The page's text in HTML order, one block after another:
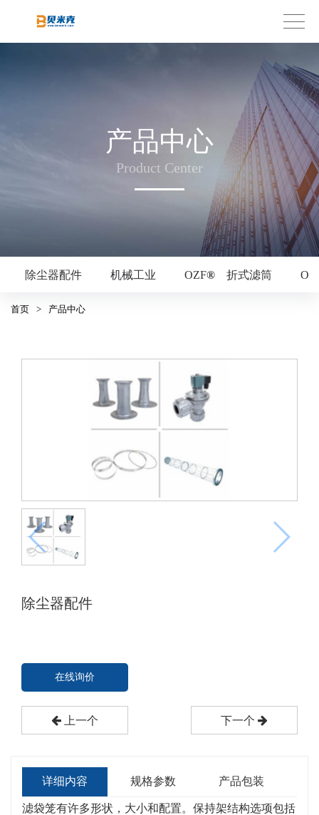
产品中心
Product Center
除尘器配件 机械工业 OZF® 折式滤筒
首页 > 产品中心
除尘器配件
在线询价
上一个 下一个
详细内容 规格参数 产品包装
滤袋笼有许多形状，大小和配置。保持架结构选项包括